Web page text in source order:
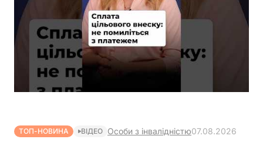
ТОП-НОВИНА ВІДЕО Особи з інвалідністю07.08.2026